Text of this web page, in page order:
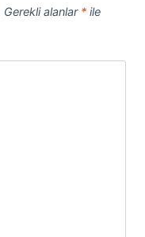
Gerekli alanlar * ile